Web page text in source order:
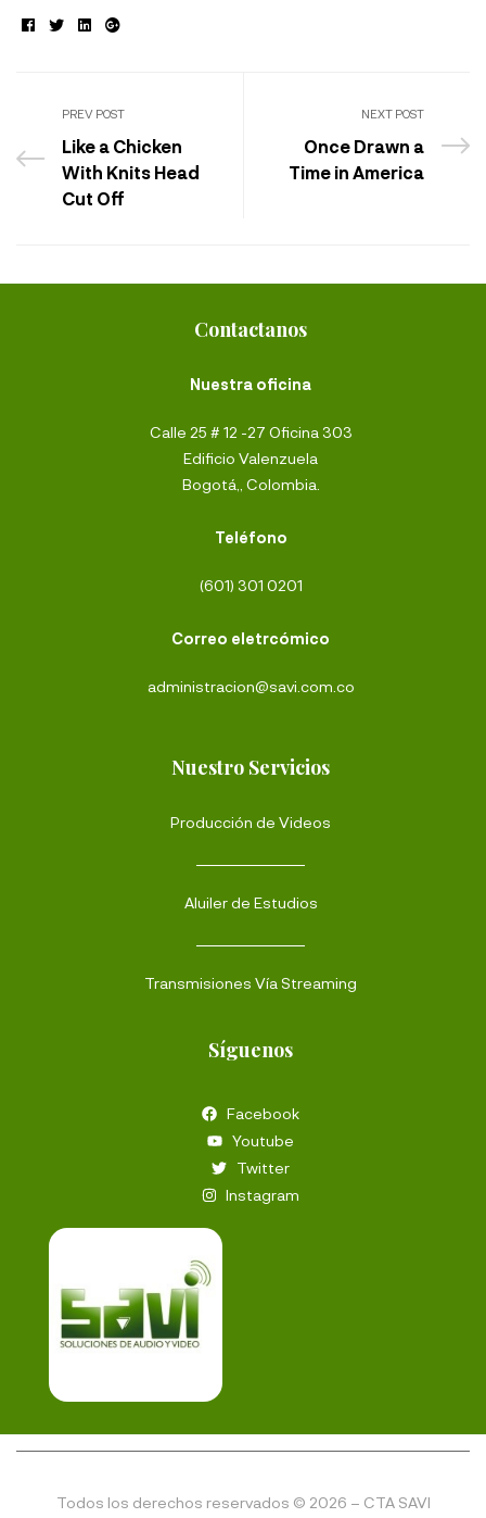
Facebook
TwitterLinkedin
Google+
PREV POST
Like a Chicken
With Knits Head
Cut Off
NEXT POST
Once Drawn a
Time in America
Contactanos
Nuestra oficina
Calle 25 # 12 -27 Oficina 303
Edificio Valenzuela
Bogotá,, Colombia.
Teléfono
(601) 301 0201
Correo eletrcómico
administracion@savi.com.co
Nuestro Servicios
Producción de Videos
Aluiler de Estudios
Transmisiones Vía Streaming
Síguenos
Facebook
Youtube
Twitter
Instagram
Todos los derechos reservados © 2026 – CTA SAVI